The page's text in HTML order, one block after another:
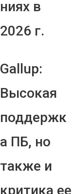
ниях в
2026 г.
Gallup:
Высокая
поддержк
а ПБ, но
также и
критика ее